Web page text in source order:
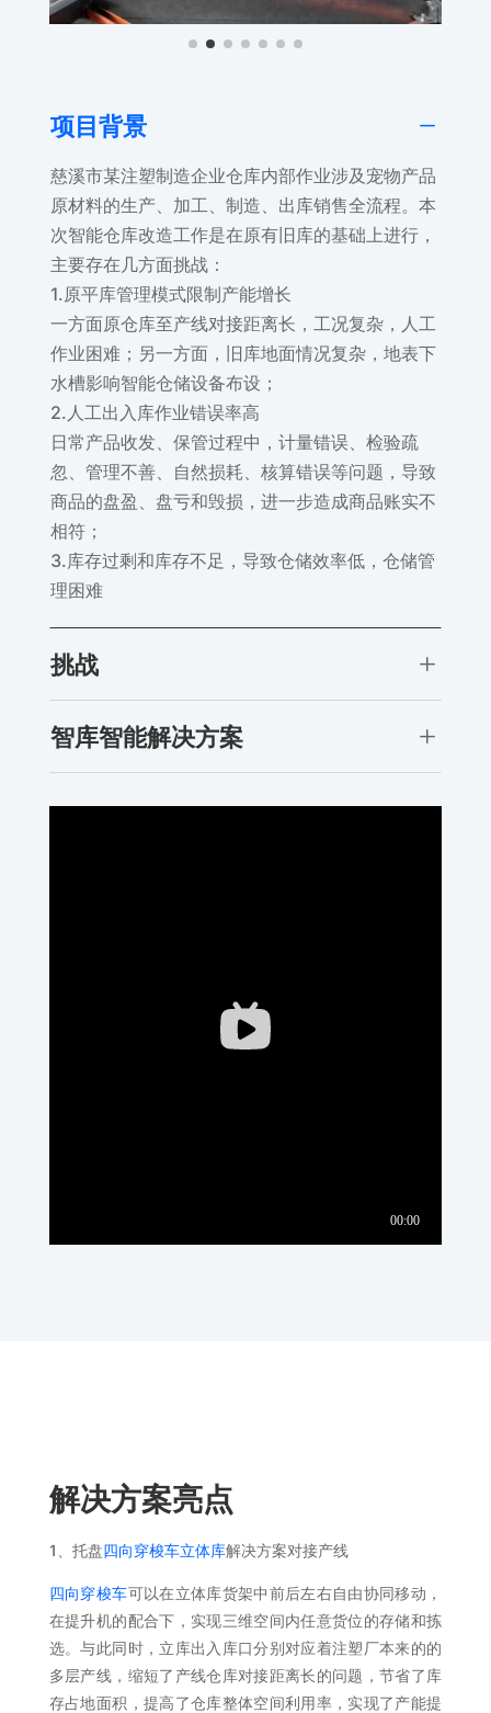
项目背景 K
慈溪市某注塑制造企业仓库内部作业涉及宠物产品
原材料的生产、加工、制造、出库销售全流程。本
次智能仓库改造工作是在原有旧库的基础上进行，
主要存在几方面挑战：
1.原平库管理模式限制产能增长
一方面原仓库至产线对接距离长，工况复杂，人工
作业困难；另一方面，旧库地面情况复杂，地表下
水槽影响智能仓储设备布设；
2.人工出入库作业错误率高
日常产品收发、保管过程中，计量错误、检验疏
忽、管理不善、自然损耗、核算错误等问题，导致
商品的盘盈、盘亏和毁损，进一步造成商品账实不
相符；
3.库存过剩和库存不足，导致仓储效率低，仓储管
理困难
挑战 L
智库智能解决方案 L
解决方案亮点
1、托盘四向穿梭车立体库解决方案对接产线
四向穿梭车可以在立体库货架中前后左右自由协同移动，
在提升机的配合下，实现三维空间内任意货位的存储和拣
选。与此同时，立库出入库口分别对应着注塑厂本来的的
多层产线，缩短了产线仓库对接距离长的问题，节省了库
存占地面积，提高了仓库整体空间利用率，实现了产能提